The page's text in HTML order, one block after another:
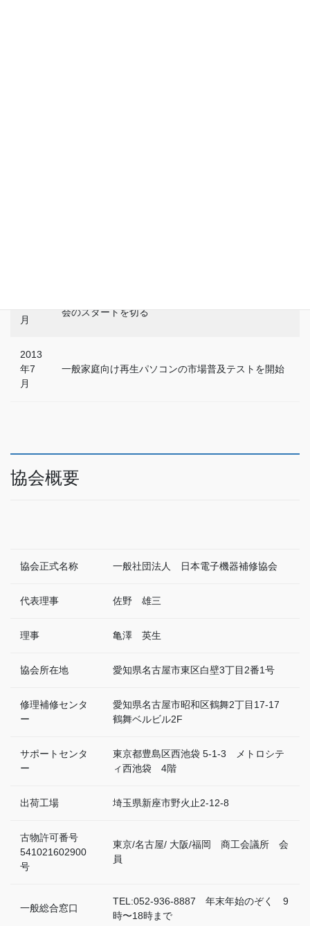
月
会のスタートを切る
2013
年7
月
一般家庭向け再生パソコンの市場普及テストを開始
協会概要
協会正式名称 一般社団法人 日本電子機器補修協会
代表理事 佐野 雄三
理事 亀澤 英生
協会所在地 愛知県名古屋市東区白壁3丁目2番1号
修理補修センタ
ー
愛知県名古屋市昭和区鶴舞2丁目17-17
鶴舞ベルビル2F
サポートセンタ
ー
東京都豊島区西池袋 5-1-3 メトロシテ
ィ西池袋 4階
出荷工場 埼玉県新座市野火止2-12-8
古物許可番号
541021602900
号
東京/名古屋/ 大阪/福岡 商工会議所 会
員
一般総合窓口
TEL:052-936-8887 年末年始のぞく 9
時〜18時まで